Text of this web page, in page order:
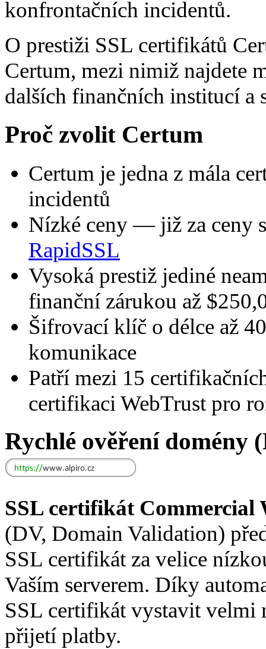
konfrontačních incidentů.
O prestiži SSL certifikátů
Certum, mezi nimiž najdete
dalších finančních institucí a
Proč zvolit Certum
Certum je jedna z mála
incidentů
Nízké ceny— již za ceny
RapidSSL
Vysoká prestiž jediné
finanční zárukou až
Šifrovací klíč o délce až
komunikace
Patří mezi 15
certifikaci WebTrust pro
Rychlé ověření domény
SSL certifikát Commercial
(DV, Domain Validation)
SSL certifikát za velice
Vaším serverem. Díky
SSL certifikát vystavit velmi
přijetí platby.